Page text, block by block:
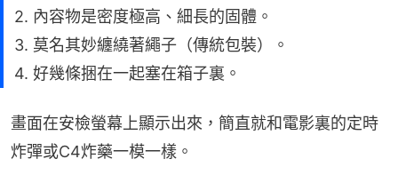
2. 內容物是密度極高、細長的固體。
3. 莫名其妙纏繞著繩子（傳統包裝）。
4. 好幾條捆在一起塞在箱子裏。
畫面在安檢螢幕上顯示出來，簡直就和電影裏的定時
炸彈或C4炸藥一模一樣。